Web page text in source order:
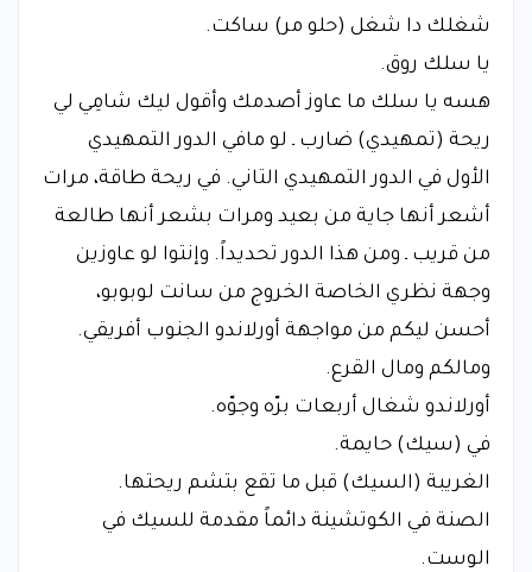
شغلك دا شغل (حلو مر) ساكت.
يا سلك روق.
هسه يا سلك ما عاوز أصدمك وأقول ليك شامِي لي
ريحة (تمهيدي) ضارب ـ لو مافي الدور التمهيدي
الأول في الدور التمهيدي التاني. في ريحة طاقة، مرات
أشعر أنها جاية من بعيد ومرات بشعر أنها طالعة
من قريب ـ ومن هذا الدور تحديداً. وإنتوا لو عاوزين
وجهة نظري الخاصة الخروج من سانت لوبوبو،
أحسن ليكم من مواجهة أورلاندو الجنوب أفريقي.
ومالكم ومال القرع.
أورلاندو شغال أربعات برّه وجوّه.
في (سيك) حايمة.
الغريبة (السيك) قبل ما تقع بتشم ريحتها.
الصنة في الكوتشينة دائماً مقدمة للسيك في
الوست.